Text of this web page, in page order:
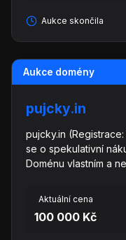
Aukce skončila
Aukce domény
pujcky.in
pujcky.in (Registrace:
se o spekulativní
Doménu vlastním a
Aktuální cena
100 000 Kč